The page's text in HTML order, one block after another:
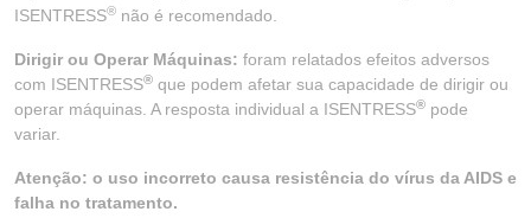
ISENTRESS® não é recomendado.
Dirigir ou Operar Máquinas: foram relatados efeitos adversos
com ISENTRESS® que podem afetar sua capacidade de dirigir ou
operar máquinas. A resposta individual a ISENTRESS® pode
variar.
Atenção: o uso incorreto causa resistência do vírus da AIDS e
falha no tratamento.